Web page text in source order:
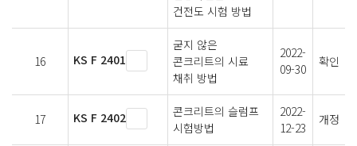
건전도 시험 방법
16 KS F 2401
굳지 않은
콘크리트의 시료
채취 방법
2022-
09-30
확인
17 KS F 2402
콘크리트의 슬럼프
시험방법
2022-
12-23
개정